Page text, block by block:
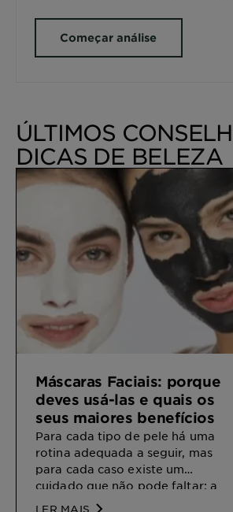
Começar análise
ÚLTIMOS
DICAS DE BELEZA
Máscaras Faciais: porque
deves usá-las e quais os
seus maiores benefícios
Para cada tipo de pele há uma
rotina adequada a seguir, mas
para cada caso existe um
cuidado que não pode faltar: a
máscara facial.
LER MAIS